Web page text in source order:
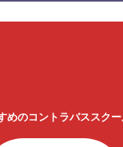
めのコントラバススク